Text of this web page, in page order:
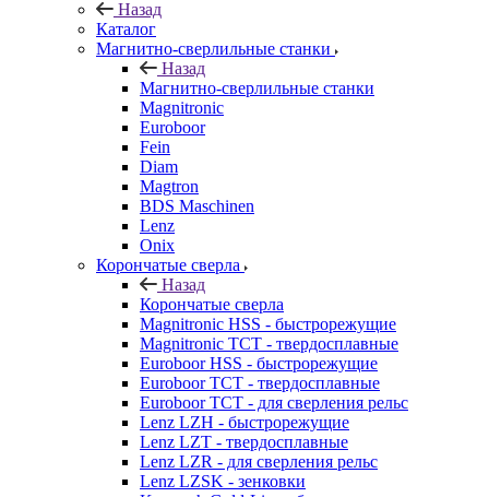
Назад
Каталог
Магнитно-сверлильные станки
Назад
Магнитно-сверлильные станки
Magnitronic
Euroboor
Fein
Diam
Magtron
BDS Maschinen
Lenz
Onix
Корончатые сверла
Назад
Корончатые сверла
Magnitronic HSS - быстрорежущие
Magnitronic TCT - твердосплавные
Euroboor HSS - быстрорежущие
Euroboor TCT - твердосплавные
Euroboor TCT - для сверления рельс
Lenz LZH - быстрорежущие
Lenz LZT - твердосплавные
Lenz LZR - для сверления рельс
Lenz LZSK - зенковки